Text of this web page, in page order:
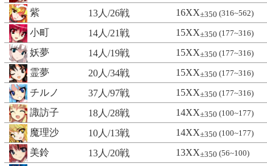
紫 13人/26戦 16XX±350 (316~562)
小町 14人/21戦 15XX±350 (177~316)
妖夢 14人/19戦 15XX±350 (177~316)
霊夢 20人/34戦 15XX±350 (177~316)
チルノ 37人/97戦 15XX±350 (177~316)
諏訪子 18人/28戦 14XX±350 (100~177)
魔理沙 10人/13戦 14XX±350 (100~177)
美鈴 13人/20戦 13XX±350 (56~100)